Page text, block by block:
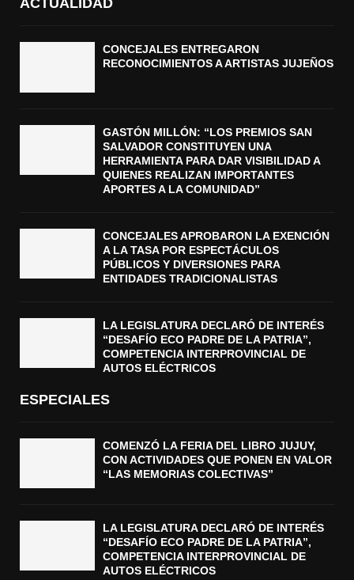
ACTUALIDAD
CONCEJALES ENTREGARON
RECONOCIMIENTOS A ARTISTAS JUJEÑOS
GASTÓN MILLÓN: “LOS PREMIOS SAN
SALVADOR CONSTITUYEN UNA
HERRAMIENTA PARA DAR VISIBILIDAD A
QUIENES REALIZAN IMPORTANTES
APORTES A LA COMUNIDAD”
CONCEJALES APROBARON LA EXENCIÓN
A LA TASA POR ESPECTÁCULOS
PÚBLICOS Y DIVERSIONES PARA
ENTIDADES TRADICIONALISTAS
LA LEGISLATURA DECLARÓ DE INTERÉS
“DESAFÍO ECO PADRE DE LA PATRIA”,
COMPETENCIA INTERPROVINCIAL DE
AUTOS ELÉCTRICOS
ESPECIALES
COMENZÓ LA FERIA DEL LIBRO JUJUY,
CON ACTIVIDADES QUE PONEN EN VALOR
“LAS MEMORIAS COLECTIVAS”
LA LEGISLATURA DECLARÓ DE INTERÉS
“DESAFÍO ECO PADRE DE LA PATRIA”,
COMPETENCIA INTERPROVINCIAL DE
AUTOS ELÉCTRICOS